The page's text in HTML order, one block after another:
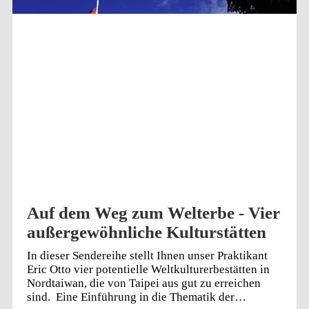
Besetzungsbewegungen von New York bis Taipeh.
Auf dem Weg zum Welterbe - Vier
außergewöhnliche Kulturstätten
In dieser Sendereihe stellt Ihnen unser Praktikant
Eric Otto vier potentielle Weltkulturerbestätten in
Nordtaiwan, die von Taipei aus gut zu erreichen
sind. Eine Einführung in die Thematik der